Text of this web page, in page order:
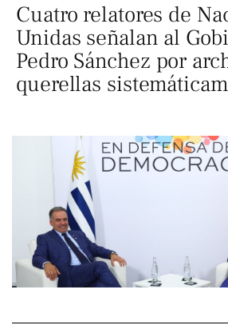
Cuatro relatores de
Unidas señalan al
Pedro Sánchez por
querellas